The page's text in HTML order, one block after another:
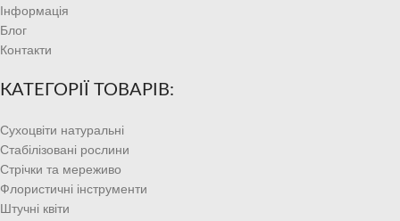
Інформація
Блог
Контакти
КАТЕГОРІЇ ТОВАРІВ:
Сухоцвіти натуральні
Стабілізовані рослини
Стрічки та мереживо
Флористичні інструменти
Штучні квіти